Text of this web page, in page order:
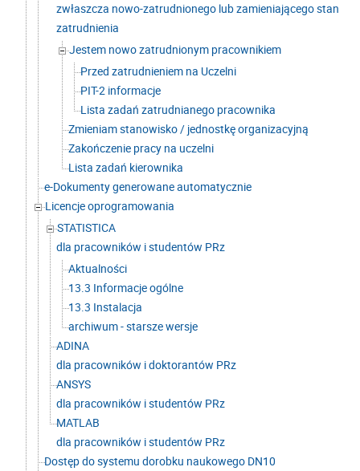
zwłaszcza nowo-zatrudnionego lub zamieniającego stan
zatrudnienia
Jestem nowo zatrudnionym pracownikiem
Przed zatrudnieniem na Uczelni
PIT-2 informacje
Lista zadań zatrudnianego pracownika
Zmieniam stanowisko / jednostkę organizacyjną
Zakończenie pracy na uczelni
Lista zadań kierownika
e-Dokumenty generowane automatycznie
Licencje oprogramowania
STATISTICA
dla pracowników i studentów PRz
Aktualności
13.3 Informacje ogólne
13.3 Instalacja
archiwum - starsze wersje
ADINA
dla pracowników i doktorantów PRz
ANSYS
dla pracowników i studentów PRz
MATLAB
dla pracowników i studentów PRz
Dostęp do systemu dorobku naukowego DN10